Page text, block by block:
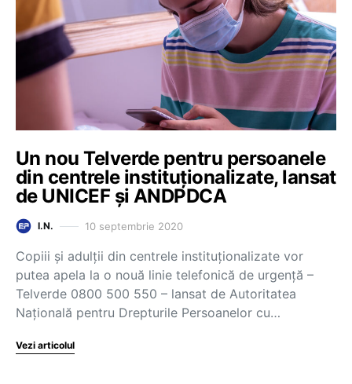
Un nou Telverde pentru persoanele
din centrele instituționalizate, lansat
de UNICEF și ANDPDCA
I.N. 10 septembrie 2020
Copiii și adulții din centrele instituționalizate vor
putea apela la o nouă linie telefonică de urgență –
Telverde 0800 500 550 – lansat de Autoritatea
Națională pentru Drepturile Persoanelor cu…
Vezi articolul